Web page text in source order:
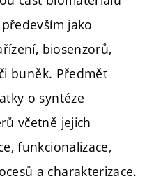
jako
biosenzorů,
buněk. Předmět
o syntéze
včetně jejich
funkcionalizace,
a charakterizace.